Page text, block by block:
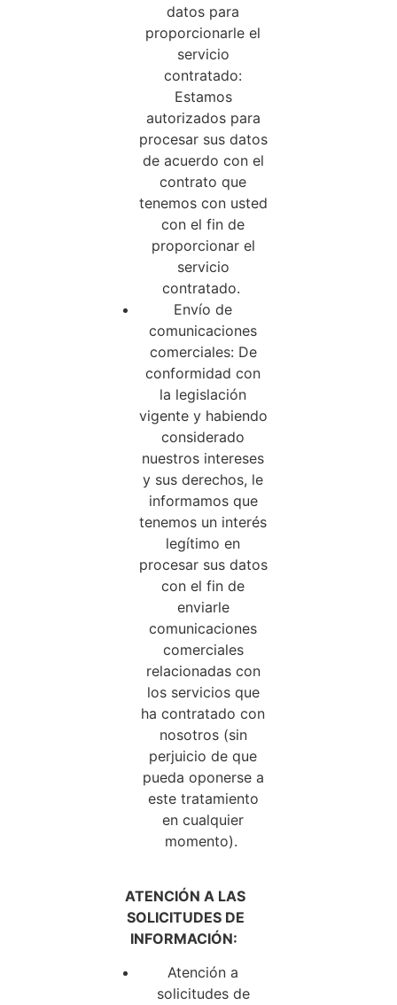
datos para
proporcionarle el
servicio
contratado:
Estamos
autorizados para
procesar sus datos
de acuerdo con el
contrato que
tenemos con usted
con el fin de
proporcionar el
servicio
contratado.
Envío de
comunicaciones
comerciales: De
conformidad con
la legislación
vigente y habiendo
considerado
nuestros intereses
y sus derechos, le
informamos que
tenemos un interés
legítimo en
procesar sus datos
con el fin de
enviarle
comunicaciones
comerciales
relacionadas con
los servicios que
ha contratado con
nosotros (sin
perjuicio de que
pueda oponerse a
este tratamiento
en cualquier
momento).
ATENCIÓN A LAS
SOLICITUDES DE
INFORMACIÓN:
Atención a
solicitudes de